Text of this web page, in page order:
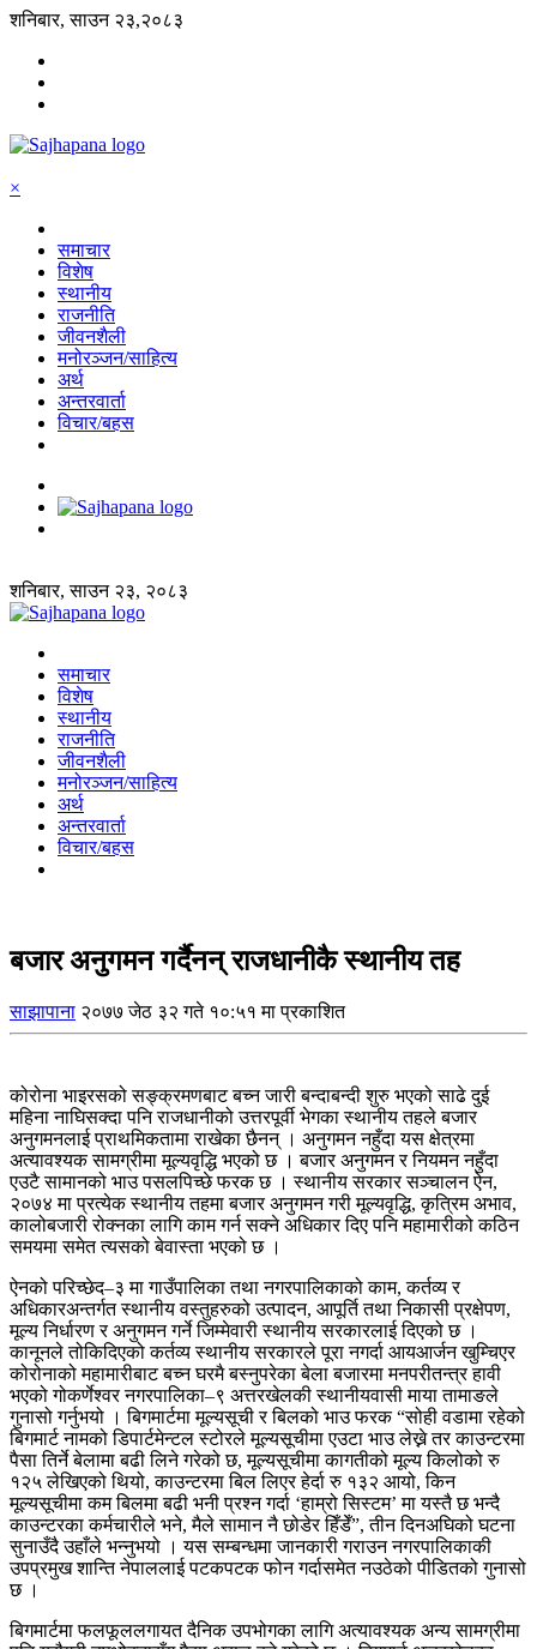
शनिबार, साउन २३,२०८३
×
समाचार
विशेष
स्थानीय
राजनीति
जीवनशैली
मनोरञ्जन/साहित्य
अर्थ
अन्तरवार्ता
विचार/बहस
शनिबार, साउन २३, २०८३
समाचार
विशेष
स्थानीय
राजनीति
जीवनशैली
मनोरञ्जन/साहित्य
अर्थ
अन्तरवार्ता
विचार/बहस
बजार अनुगमन गर्दैनन् राजधानीकै स्थानीय तह
साझापाना २०७७ जेठ ३२ गते १०:५१ मा प्रकाशित
कोरोना भाइरसको सङ्क्रमणबाट बच्न जारी बन्दाबन्दी शुरु भएको साढे दुई
महिना नाघिसक्दा पनि राजधानीको उत्तरपूर्वी भेगका स्थानीय तहले बजार
अनुगमनलाई प्राथमिकतामा राखेका छैनन् । अनुगमन नहुँदा यस क्षेत्रमा
अत्यावश्यक सामग्रीमा मूल्यवृद्धि भएको छ । बजार अनुगमन र नियमन नहुँदा
एउटै सामानको भाउ पसलपिच्छे फरक छ । स्थानीय सरकार सञ्चालन ऐन,
२०७४ मा प्रत्येक स्थानीय तहमा बजार अनुगमन गरी मूल्यवृद्धि, कृत्रिम अभाव,
कालोबजारी रोक्नका लागि काम गर्न सक्ने अधिकार दिए पनि महामारीको कठिन
समयमा समेत त्यसको बेवास्ता भएको छ ।
ऐनको परिच्छेद–३ मा गाउँपालिका तथा नगरपालिकाको काम, कर्तव्य र
अधिकारअन्तर्गत स्थानीय वस्तुहरुको उत्पादन, आपूर्ति तथा निकासी प्रक्षेपण,
मूल्य निर्धारण र अनुगमन गर्ने जिम्मेवारी स्थानीय सरकारलाई दिएको छ ।
कानूनले तोकिदिएको कर्तव्य स्थानीय सरकारले पूरा नगर्दा आयआर्जन खुम्चिएर
कोरोनाको महामारीबाट बच्न घरमै बस्नुपरेका बेला बजारमा मनपरीतन्त्र हावी
भएको गोकर्णेश्वर नगरपालिका–९ अत्तरखेलकी स्थानीयवासी माया तामाङले
गुनासो गर्नुभयो । बिगमार्टमा मूल्यसूची र बिलको भाउ फरक “सोही वडामा रहेको
बिगमार्ट नामको डिपार्टमेन्टल स्टोरले मूल्यसूचीमा एउटा भाउ लेख्ने तर काउन्टरमा
पैसा तिर्ने बेलामा बढी लिने गरेको छ, मूल्यसूचीमा कागतीको मूल्य किलोको रु
१२५ लेखिएको थियो, काउन्टरमा बिल लिएर हेर्दा रु १३२ आयो, किन
मूल्यसूचीमा कम बिलमा बढी भनी प्रश्न गर्दा ‘हाम्रो सिस्टम’ मा यस्तै छ भन्दै
काउन्टरका कर्मचारीले भने, मैले सामान नै छोडेर हिँडेँ”, तीन दिनअघिको घटना
सुनाउँदै उहाँले भन्नुभयो । यस सम्बन्धमा जानकारी गराउन नगरपालिकाकी
उपप्रमुख शान्ति नेपाललाई पटकपटक फोन गर्दासमेत नउठेको पीडितको गुनासो
छ ।
बिगमार्टमा फलफूललगायत दैनिक उपभोगका लागि अत्यावश्यक अन्य सामग्रीमा